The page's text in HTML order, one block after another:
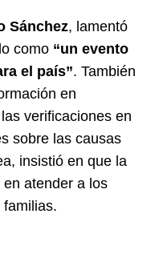
Sánchez, lamentó
como “un evento
el país”. También
en
verificaciones en
sobre las causas
insistió en que la
atender a los